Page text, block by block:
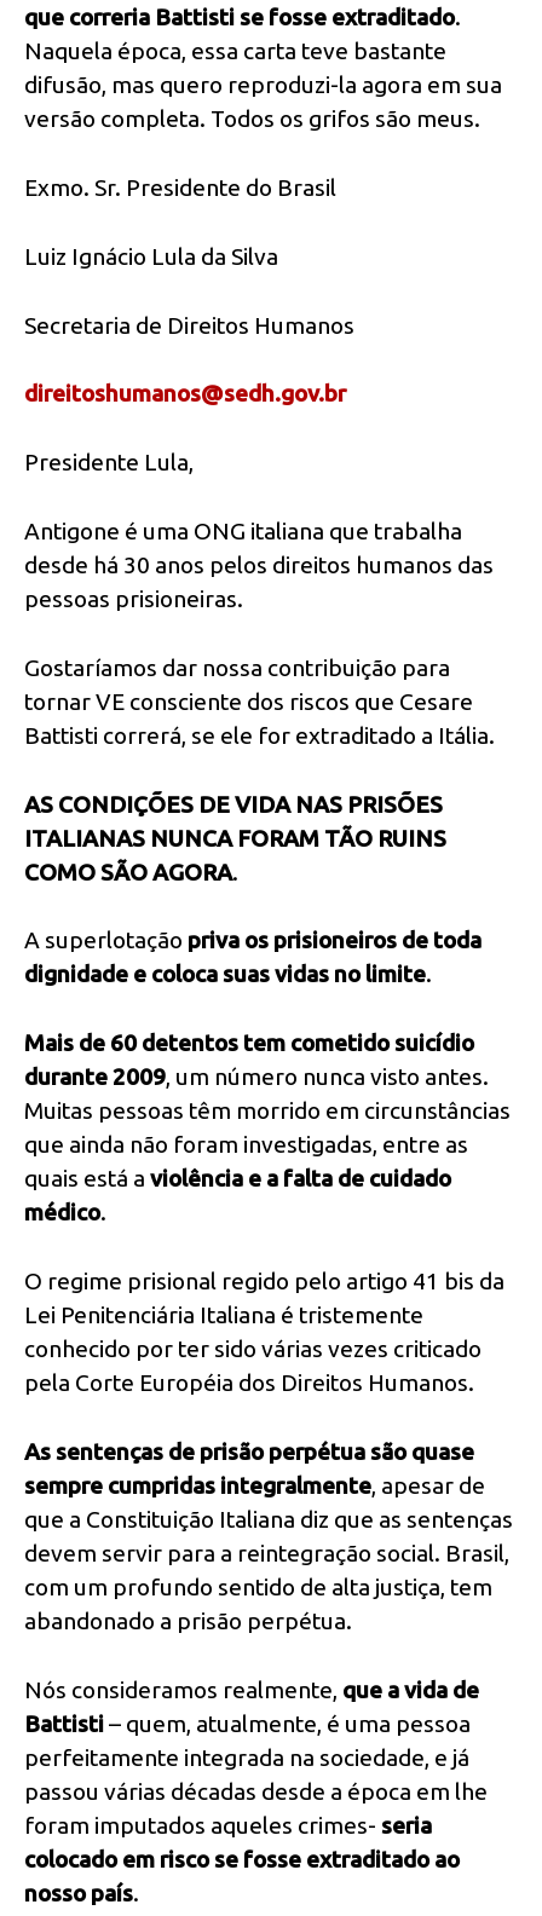
que correria Battisti se fosse extraditado.
Naquela época, essa carta teve bastante
difusão, mas quero reproduzi-la agora em sua
versão completa. Todos os grifos são meus.
Exmo. Sr. Presidente do Brasil
Luiz Ignácio Lula da Silva
Secretaria de Direitos Humanos
direitoshumanos@sedh.gov.br
Presidente Lula,
Antigone é uma ONG italiana que trabalha
desde há 30 anos pelos direitos humanos das
pessoas prisioneiras.
Gostaríamos dar nossa contribuição para
tornar VE consciente dos riscos que Cesare
Battisti correrá, se ele for extraditado a Itália.
AS CONDIÇÕES DE VIDA NAS PRISÕES
ITALIANAS NUNCA FORAM TÃO RUINS
COMO SÃO AGORA.
A superlotação priva os prisioneiros de toda
dignidade e coloca suas vidas no limite.
Mais de 60 detentos tem cometido suicídio
durante 2009, um número nunca visto antes.
Muitas pessoas têm morrido em circunstâncias
que ainda não foram investigadas, entre as
quais está a violência e a falta de cuidado
médico.
O regime prisional regido pelo artigo 41 bis da
Lei Penitenciária Italiana é tristemente
conhecido por ter sido várias vezes criticado
pela Corte Européia dos Direitos Humanos.
As sentenças de prisão perpétua são quase
sempre cumpridas integralmente, apesar de
que a Constituição Italiana diz que as sentenças
devem servir para a reintegração social. Brasil,
com um profundo sentido de alta justiça, tem
abandonado a prisão perpétua.
Nós consideramos realmente, que a vida de
Battisti– quem, atualmente, é uma pessoa
perfeitamente integrada na sociedade, e já
passou várias décadas desde a época em lhe
foram imputados aqueles crimes- seria
colocado em risco se fosse extraditado ao
nosso país.